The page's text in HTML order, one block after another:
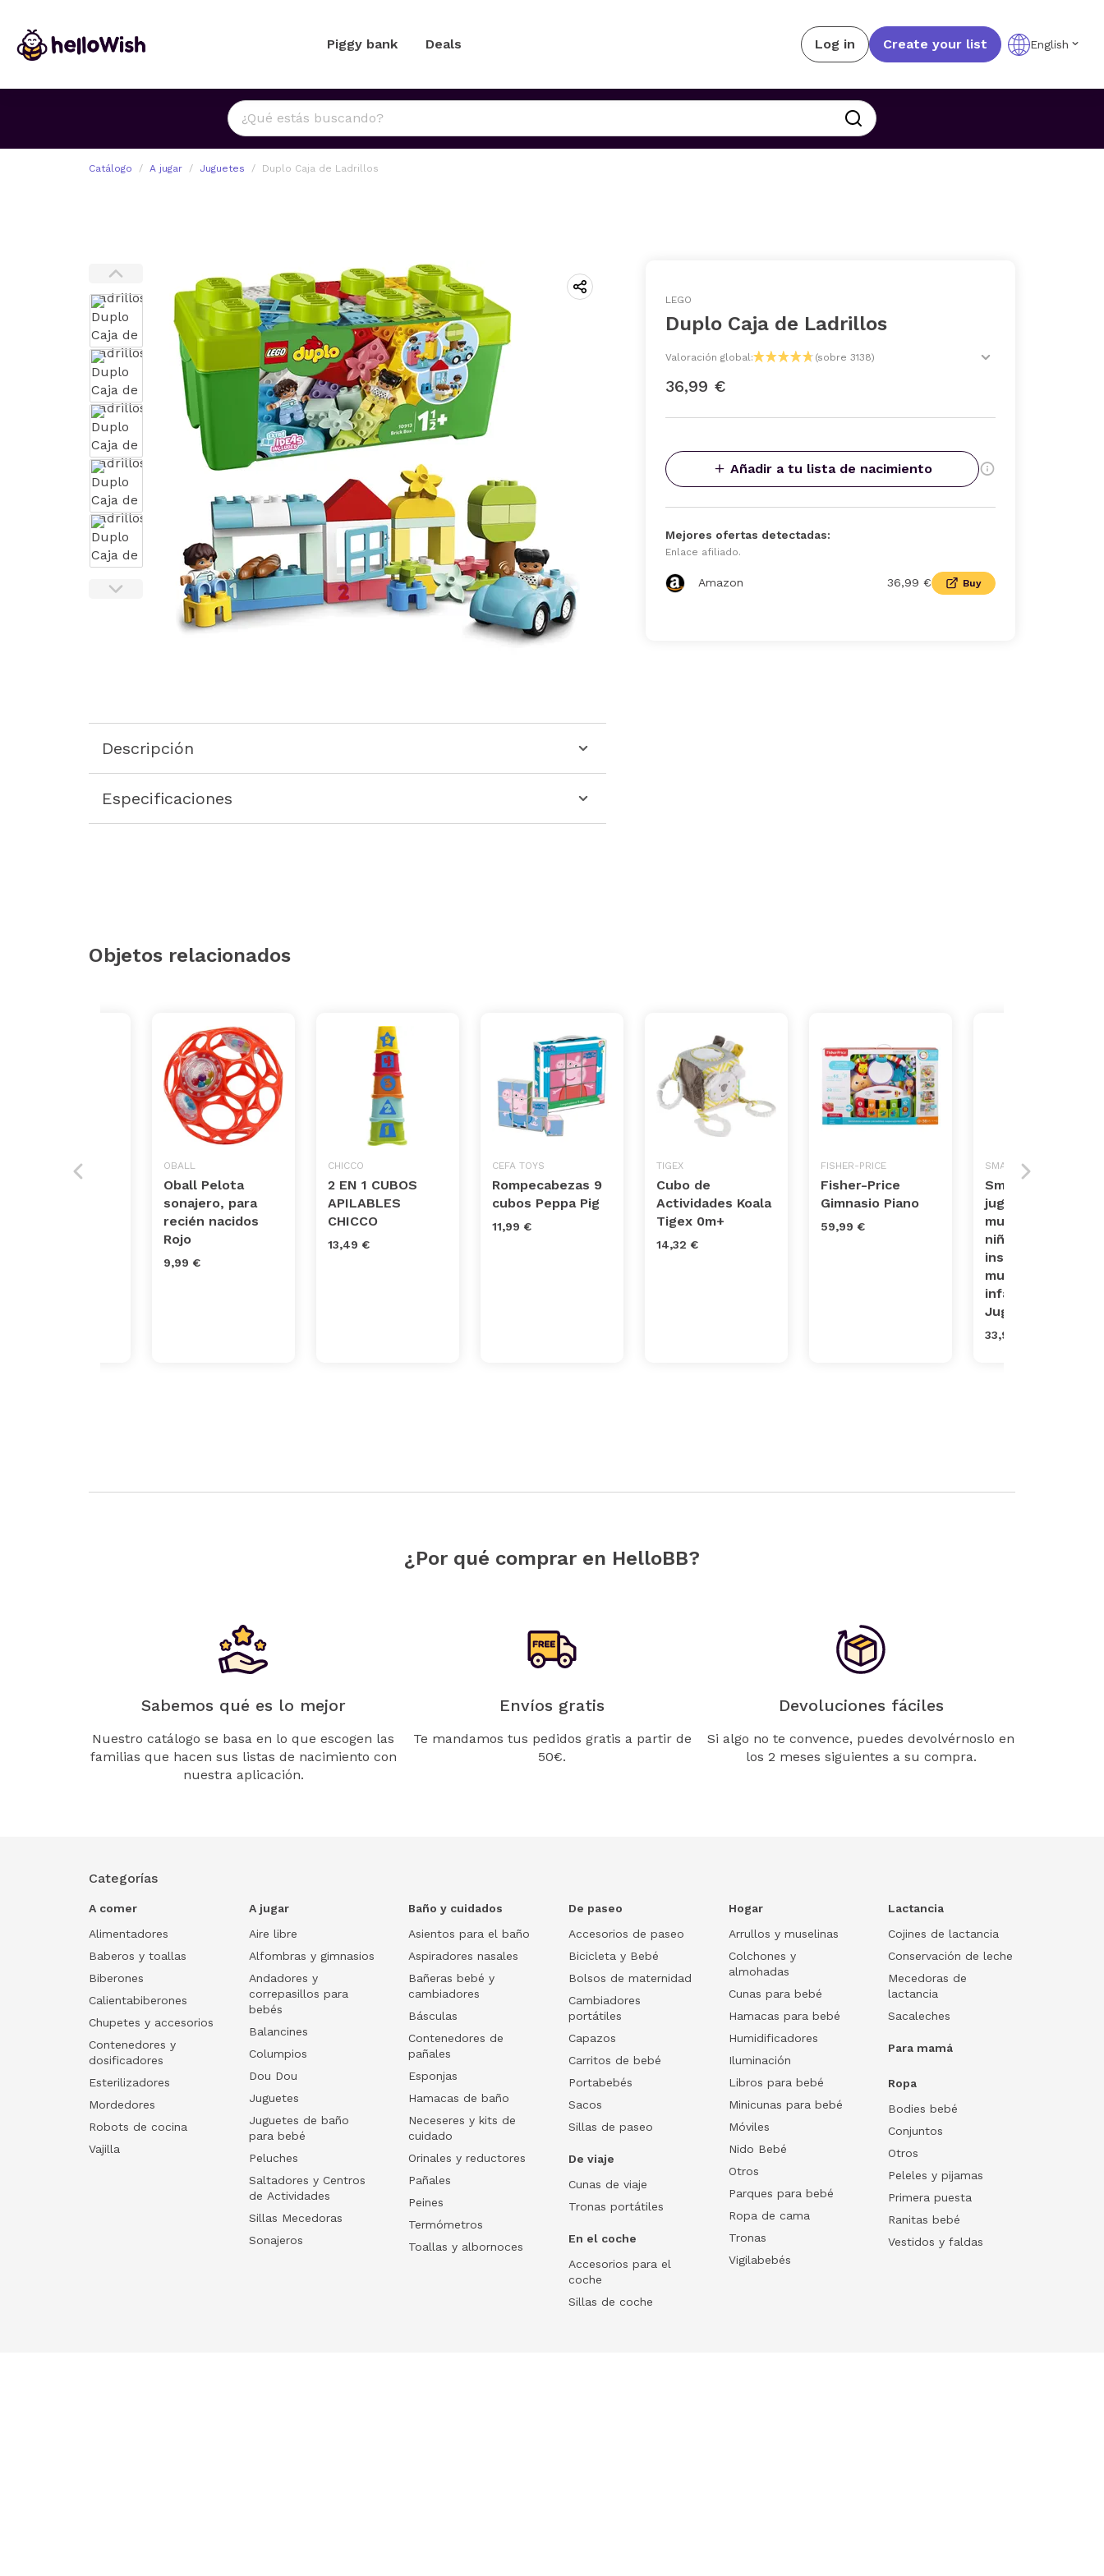
Piggy bank Deals Log in Create your list English
Catálogo A jugar Juguetes Duplo Caja de Ladrillos
Descripción
Especificaciones
LEGO
Duplo Caja de Ladrillos
Valoración global: (sobre 3138)
36,99 €
Añadir a tu lista de nacimiento
Mejores ofertas detectadas:
Enlace afiliado.
Amazon 36,99 € Buy
Objetos relacionados
OBALL
Oball Pelota
sonajero, para
recién nacidos
Rojo
9,99 €
CHICCO
2 EN 1 CUBOS
APILABLES
CHICCO
13,49 €
CEFA TOYS
Rompecabezas 9
cubos Peppa Pig
11,99 €
TIGEX
Cubo de
Actividades Koala
Tigex 0m+
14,32 €
FISHER-PRICE
Fisher-Price
Gimnasio Piano
59,99 €
SMARKIDS
Smarkids
juguetes
musicales para
niños,
instrumentos
musicales
infantiles
Juguet...
33,99 €
¿Por qué comprar en HelloBB?
Sabemos qué es lo mejor
Nuestro catálogo se basa en lo que escogen las
familias que hacen sus listas de nacimiento con
nuestra aplicación.
Envíos gratis
Te mandamos tus pedidos gratis a partir de
50€.
Devoluciones fáciles
Si algo no te convence, puedes devolvérnoslo en
los 2 meses siguientes a su compra.
Categorías
A comer
Alimentadores
Baberos y toallas
Biberones
Calientabiberones
Chupetes y accesorios
Contenedores y
dosificadores
Esterilizadores
Mordedores
Robots de cocina
Vajilla
A jugar
Aire libre
Alfombras y gimnasios
Andadores y
correpasillos para
bebés
Balancines
Columpios
Dou Dou
Juguetes
Juguetes de baño
para bebé
Peluches
Saltadores y Centros
de Actividades
Sillas Mecedoras
Sonajeros
Baño y cuidados
Asientos para el baño
Aspiradores nasales
Bañeras bebé y
cambiadores
Básculas
Contenedores de
pañales
Esponjas
Hamacas de baño
Neceseres y kits de
cuidado
Orinales y reductores
Pañales
Peines
Termómetros
Toallas y albornoces
De paseo
Accesorios de paseo
Bicicleta y Bebé
Bolsos de maternidad
Cambiadores
portátiles
Capazos
Carritos de bebé
Portabebés
Sacos
Sillas de paseo
De viaje
Cunas de viaje
Tronas portátiles
En el coche
Accesorios para el
coche
Sillas de coche
Hogar
Arrullos y muselinas
Colchones y
almohadas
Cunas para bebé
Hamacas para bebé
Humidificadores
Iluminación
Libros para bebé
Minicunas para bebé
Móviles
Nido Bebé
Otros
Parques para bebé
Ropa de cama
Tronas
Vigilabebés
Lactancia
Cojines de lactancia
Conservación de leche
Mecedoras de
lactancia
Sacaleches
Para mamá
Ropa
Bodies bebé
Conjuntos
Otros
Peleles y pijamas
Primera puesta
Ranitas bebé
Vestidos y faldas